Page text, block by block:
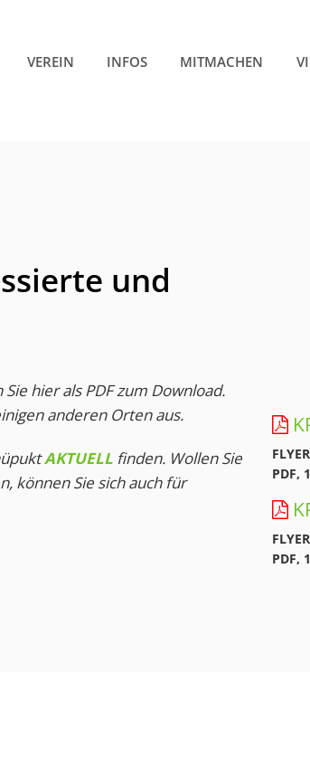
VEREIN INFOS MITMACHEN
und
hier als PDF zum Download.
anderen Orten aus.
AKTUELL finden. Wollen Sie
können Sie sich auch für
PDF,
PDF,